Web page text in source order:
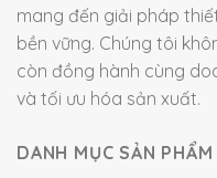
mang đến giải pháp
bền vững. Chúng tôi
còn đồng hành cùng
và tối ưu hóa sản xuất.
DANH MỤC SẢN PHẨM